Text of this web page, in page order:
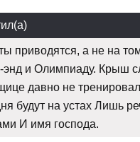
приводятся, а не на
энд и Олимпиаду. Крыш
давно не
будут на устах Лишь
И имя господа.